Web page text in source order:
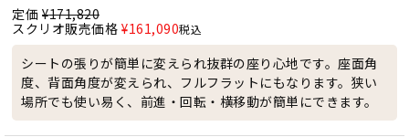
定価 ¥171,820
スクリオ販売価格 ¥161,090税込
シートの張りが簡単に変えられ抜群の座り心地です。座面角
度、背面角度が変えられ、フルフラットにもなります。狭い
場所でも使い易く、前進・回転・横移動が簡単にできます。